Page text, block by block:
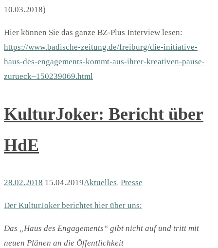
10.03.2018)
Hier können Sie das ganze BZ-Plus Interview lesen:
https://www.badische-zeitung.de/freiburg/die-initiative-
haus-des-engagements-kommt-aus-ihrer-kreativen-pause-
zurueck–150239069.html
KulturJoker: Bericht über
HdE
28.02.2018 15.04.2019Aktuelles, Presse
Der KulturJoker berichtet hier über uns:
Das „Haus des Engagements“ gibt nicht auf und tritt mit
neuen Plänen an die Öffentlichkeit